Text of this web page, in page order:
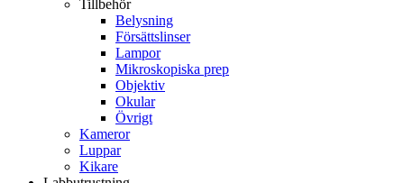
Tillbehör
Belysning
Försättslinser
Lampor
Mikroskopiska prep
Objektiv
Okular
Övrigt
Kameror
Luppar
Kikare